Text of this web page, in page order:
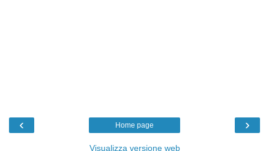
‹ ›
Home page
Visualizza versione web